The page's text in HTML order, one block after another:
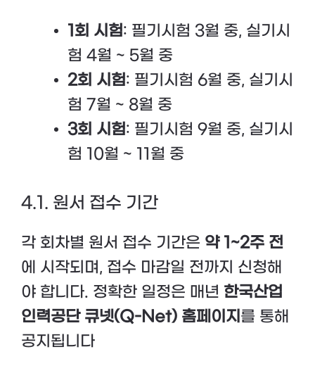
1회 시험: 필기시험 3월 중, 실기시
험 4월 ~ 5월 중
2회 시험: 필기시험 6월 중, 실기시
험 7월 ~ 8월 중
3회 시험: 필기시험 9월 중, 실기시
험 10월 ~ 11월 중
4.1. 원서 접수 기간
각 회차별 원서 접수 기간은 약 1~2주 전
에 시작되며, 접수 마감일 전까지 신청해
야 합니다. 정확한 일정은 매년 한국산업
인력공단 큐넷(Q-Net) 홈페이지 를 통해
공지됩니다